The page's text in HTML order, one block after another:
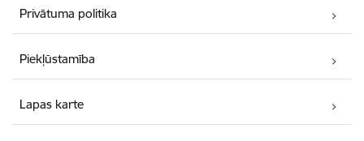
Privātuma politika
Piekļūstamība
Lapas karte